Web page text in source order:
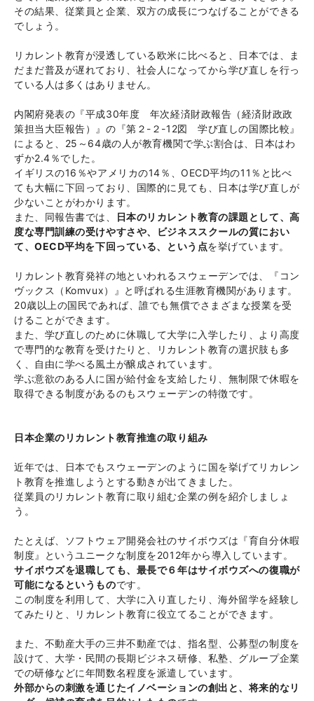
その結果、従業員と企業、双方の成長につなげることができる
でしょう。
リカレント教育が浸透している欧米に比べると、日本では、ま
だまだ普及が遅れており、社会人になってから学び直しを行っ
ている人は多くはありません。
内閣府発表の『平成30年度 年次経済財政報告（経済財政政
策担当大臣報告）』の『第２-２-12図 学び直しの国際比較』
によると、25～64歳の人が教育機関で学ぶ割合は、日本はわ
ずか2.4％でした。
イギリスの16％やアメリカの14％、OECD平均の11％と比べ
ても大幅に下回っており、国際的に見ても、日本は学び直しが
少ないことがわかります。
また、同報告書では、
日本のリカレント教育の課題として、高
度な専門訓練の受けやすさや、ビジネススクールの質におい
て、OECD平均を下回っている、という点を挙げています。
リカレント教育発祥の地といわれるスウェーデンでは、『コン
ヴックス（Komvux）』と呼ばれる生涯教育機関があります。
20歳以上の国民であれば、誰でも無償でさまざまな授業を受
けることができます。
また、学び直しのために休職して大学に入学したり、より高度
で専門的な教育を受けたりと、リカレント教育の選択肢も多
く、自由に学べる風土が醸成されています。
学ぶ意欲のある人に国が給付金を支給したり、無制限で休暇を
取得できる制度があるのもスウェーデンの特徴です。
日本企業のリカレント教育推進の取り組み
近年では、日本でもスウェーデンのように国を挙げてリカレン
ト教育を推進しようとする動きが出てきました。
従業員のリカレント教育に取り組む企業の例を紹介しましょ
う。
たとえば、ソフトウェア開発会社のサイボウズは『育自分休暇
制度』というユニークな制度を2012年から導入しています。
サイボウズを退職しても、最長で６年はサイボウズへの復職が
可能になるというものです。
この制度を利用して、大学に入り直したり、海外留学を経験し
てみたりと、リカレント教育に役立てることができます。
また、不動産大手の三井不動産では、指名型、公募型の制度を
設けて、大学・民間の長期ビジネス研修、私塾、グループ企業
での研修などに年間数名程度を派遣しています。
外部からの刺激を通じたイノベーションの創出と、将来的なリ